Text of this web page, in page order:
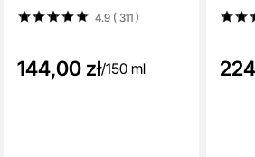
przeczytaj więcej
4.9 ( 311)
144,00 zł/150 ml